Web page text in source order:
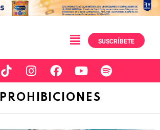
SUSCRÍBETE
PROHIBICIONES